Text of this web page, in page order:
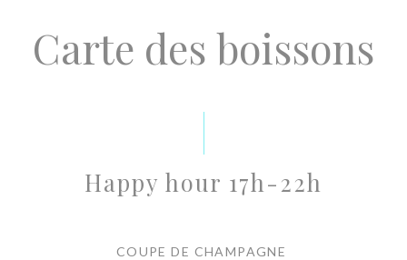
Carte des boissons
Happy hour 17h-22h
COUPE DE CHAMPAGNE